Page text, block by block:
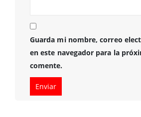
Guarda mi nombre, correo
en este navegador para la
comente.